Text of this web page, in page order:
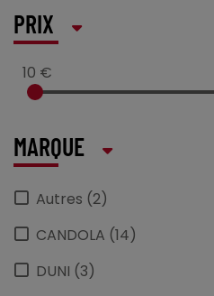
PRIX
10 €
MARQUE
Autres (2)
CANDOLA (14)
DUNI (3)